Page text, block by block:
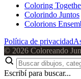
Coloring
Colorindo Juntos
Colorions
Política de privacidad
© 2026 Coloreando
Escribí para buscar...